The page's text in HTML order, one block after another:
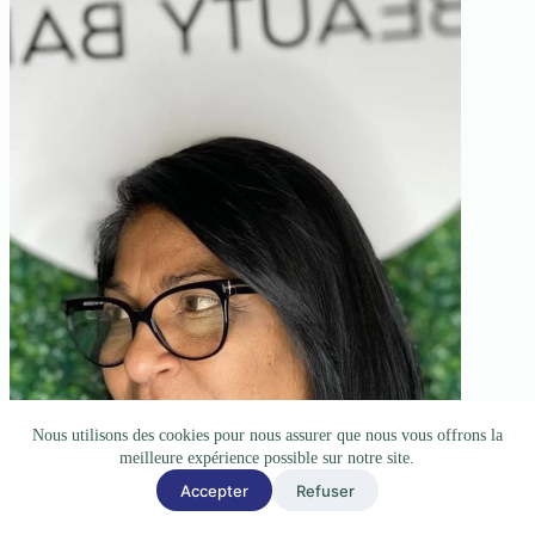
Nous utilisons des cookies pour nous assurer que nous vous offrons la
meilleure expérience possible sur notre site.
Accepter Refuser